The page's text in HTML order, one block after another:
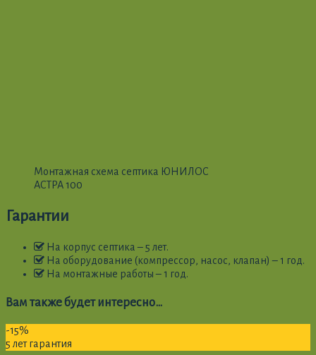
Монтажная схема септика ЮНИЛОС
АСТРА 100
Гарантии
На корпус септика – 5 лет.
На оборудование (компрессор, насос, клапан) – 1 год.
На монтажные работы – 1 год.
Вам также будет интересно…
-15%
5 лет гарантия